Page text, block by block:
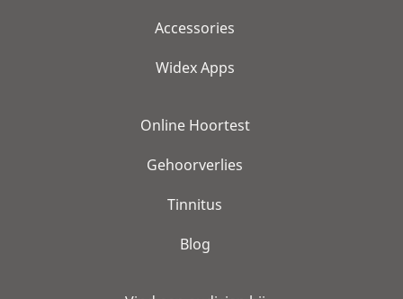
Accessories
Widex Apps
Online Hoortest
Gehoorverlies
Tinnitus
Blog